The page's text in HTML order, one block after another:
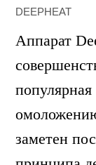
DEEPHEAT
Аппарат
заметен